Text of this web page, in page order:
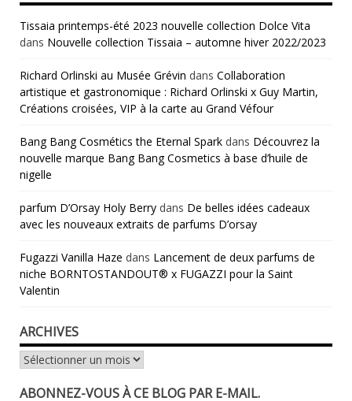
Tissaia printemps-été 2023 nouvelle collection Dolce Vita
dans Nouvelle collection Tissaia – automne hiver 2022/2023
Richard Orlinski au Musée Grévin dans Collaboration
artistique et gastronomique : Richard Orlinski x Guy Martin,
Créations croisées, VIP à la carte au Grand Véfour
Bang Bang Cosmétics the Eternal Spark dans Découvrez la
nouvelle marque Bang Bang Cosmetics à base d’huile de
nigelle
parfum D’Orsay Holy Berry dans De belles idées cadeaux
avec les nouveaux extraits de parfums D’orsay
Fugazzi Vanilla Haze dans Lancement de deux parfums de
niche BORNTOSTANDOUT® x FUGAZZI pour la Saint
Valentin
ARCHIVES
Archives
ABONNEZ-VOUS À CE BLOG PAR E-MAIL.